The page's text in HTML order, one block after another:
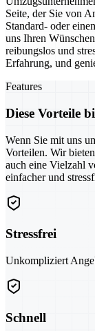
Seite, der Sie von
Standard- oder
uns Ihren
reibungslos und
Erfahrung, und
Features
Diese Vorteile
Wenn Sie mit uns
Vorteilen. Wir
auch eine Vielzahl
einfacher und
Stressfrei
Unkompliziert
Schnell